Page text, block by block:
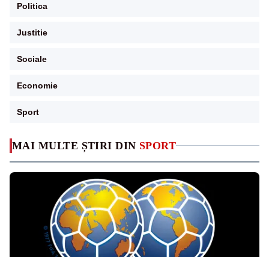
MAI MULTE ȘTIRI DIN SPORT
Politica
Justitie
Sociale
Economie
Sport